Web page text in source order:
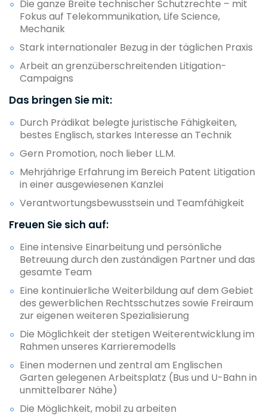
Die ganze Breite technischer Schutzrechte – mit
Fokus auf Telekommunikation, Life Science,
Mechanik
Stark internationaler Bezug in der täglichen Praxis
Arbeit an grenzüberschreitenden Litigation-
Campaigns
Das bringen Sie mit:
Durch Prädikat belegte juristische Fähigkeiten,
bestes Englisch, starkes Interesse an Technik
Gern Promotion, noch lieber LL.M.
Mehrjährige Erfahrung im Bereich Patent Litigation
in einer ausgewiesenen Kanzlei
Verantwortungsbewusstsein und Teamfähigkeit
Freuen Sie sich auf:
Eine intensive Einarbeitung und persönliche
Betreuung durch den zuständigen Partner und das
gesamte Team
Eine kontinuierliche Weiterbildung auf dem Gebiet
des gewerblichen Rechtsschutzes sowie Freiraum
zur eigenen weiteren Spezialisierung
Die Möglichkeit der stetigen Weiterentwicklung im
Rahmen unseres Karrieremodells
Einen modernen und zentral am Englischen
Garten gelegenen Arbeitsplatz (Bus und U-Bahn in
unmittelbarer Nähe)
Die Möglichkeit, mobil zu arbeiten